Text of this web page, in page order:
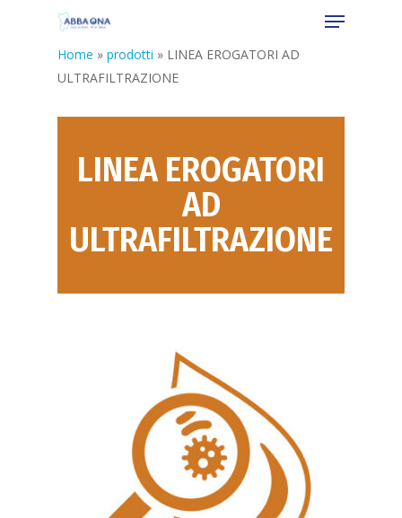
Home » prodotti » LINEA EROGATORI AD
ULTRAFILTRAZIONE
LINEA EROGATORI
AD
ULTRAFILTRAZIONE